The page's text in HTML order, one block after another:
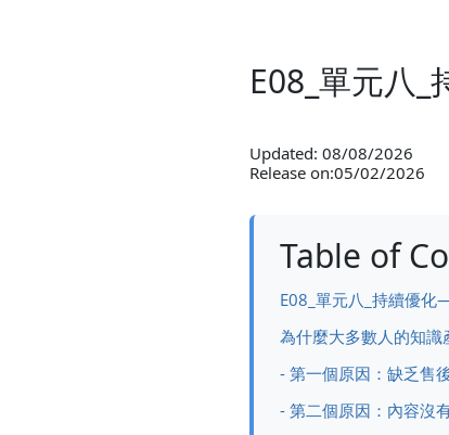
E08_單元八
Updated: 08/08/2026
Release on:05/02/2026
Table of
E08_單元八_持續優
為什麼大多數人的知識
- 第一個原因：缺乏售
- 第二個原因：內容沒